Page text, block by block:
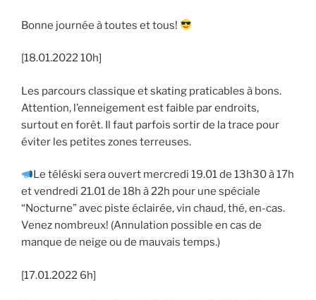
Bonne journée à toutes et tous!
[18.01.2022 10h]
Les parcours classique et skating praticables à bons.
Attention, l’enneigement est faible par endroits,
surtout en forêt. Il faut parfois sortir de la trace pour
éviter les petites zones terreuses.
Le téléski sera ouvert mercredi 19.01 de 13h30 à 17h
et vendredi 21.01 de 18h à 22h pour une spéciale
“Nocturne” avec piste éclairée, vin chaud, thé, en-cas.
Venez nombreux! (Annulation possible en cas de
manque de neige ou de mauvais temps.)
[17.01.2022 6h]